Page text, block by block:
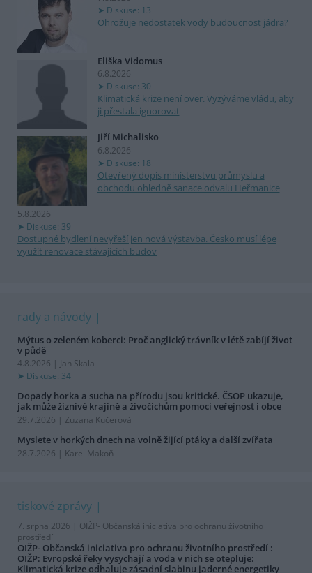
Diskuse: 13
Ohrožuje nedostatek vody budoucnost jádra?
Eliška Vidomus
6.8.2026
Diskuse: 30
Klimatická krize není over. Vyzýváme vládu, aby
ji přestala ignorovat
Jiří Michalisko
6.8.2026
Diskuse: 18
Otevřený dopis ministerstvu průmyslu a
obchodu ohledně sanace odvalu Heřmanice
5.8.2026
Diskuse: 39
Dostupné bydlení nevyřeší jen nová výstavba. Česko musí lépe
využít renovace stávajících budov
rady a návody
Mýtus o zeleném koberci: Proč anglický trávník v létě zabíjí život
v půdě
4.8.2026 | Jan Skala
Diskuse: 34
Dopady horka a sucha na přírodu jsou kritické. ČSOP ukazuje,
jak může žíznivé krajině a živočichům pomoci veřejnost i obce
29.7.2026 | Zuzana Kučerová
Myslete v horkých dnech na volně žijící ptáky a další zvířata
28.7.2026 | Karel Makoň
tiskové zprávy
7. srpna 2026 | OIŽP- Občanská iniciativa pro ochranu životního
prostředí
OIŽP- Občanská iniciativa pro ochranu životního prostředí :
OIŽP: Evropské řeky vysychají a voda v nich se otepluje:
Klimatická krize odhaluje zásadní slabinu jaderné energetiky